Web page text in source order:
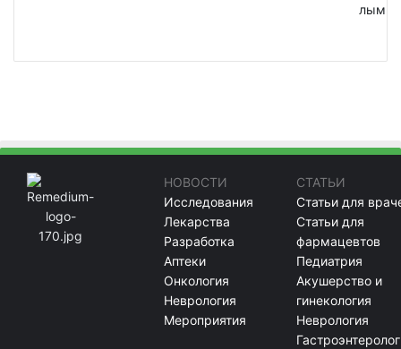
лым
НОВОСТИ
Исследования
Лекарства
Разработка
Аптеки
Онкология
Неврология
Мероприятия
СТАТЬИ
Статьи для
Статьи для
фармацевтов
Педиатрия
Акушерство и
гинекология
Неврология